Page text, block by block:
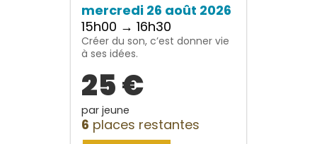
mercredi 26 août 2026
15h00 → 16h30
Créer du son, c’est donner vie
à ses idées.
25 €
par jeune
6 places restantes